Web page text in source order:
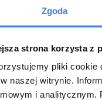
Zgoda
strona korzysta z
pliki cookie
naszej witrynie.
i analitycznym.
Szlagor Wojciech